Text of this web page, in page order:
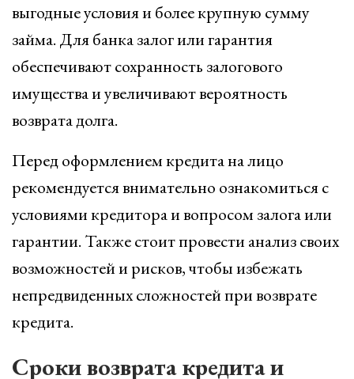
выгодные условия и более крупную сумму
займа. Для банка залог или гарантия
обеспечивают сохранность залогового
имущества и увеличивают вероятность
возврата долга.
Перед оформлением кредита на лицо
рекомендуется внимательно ознакомиться с
условиями кредитора и вопросом залога или
гарантии. Также стоит провести анализ своих
возможностей и рисков, чтобы избежать
непредвиденных сложностей при возврате
кредита.
Сроки возврата кредита и